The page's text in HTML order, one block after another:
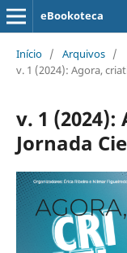
eBookoteca
Início / Arquivos /
v. 1 (2024): Agora,
v. 1
Jornada